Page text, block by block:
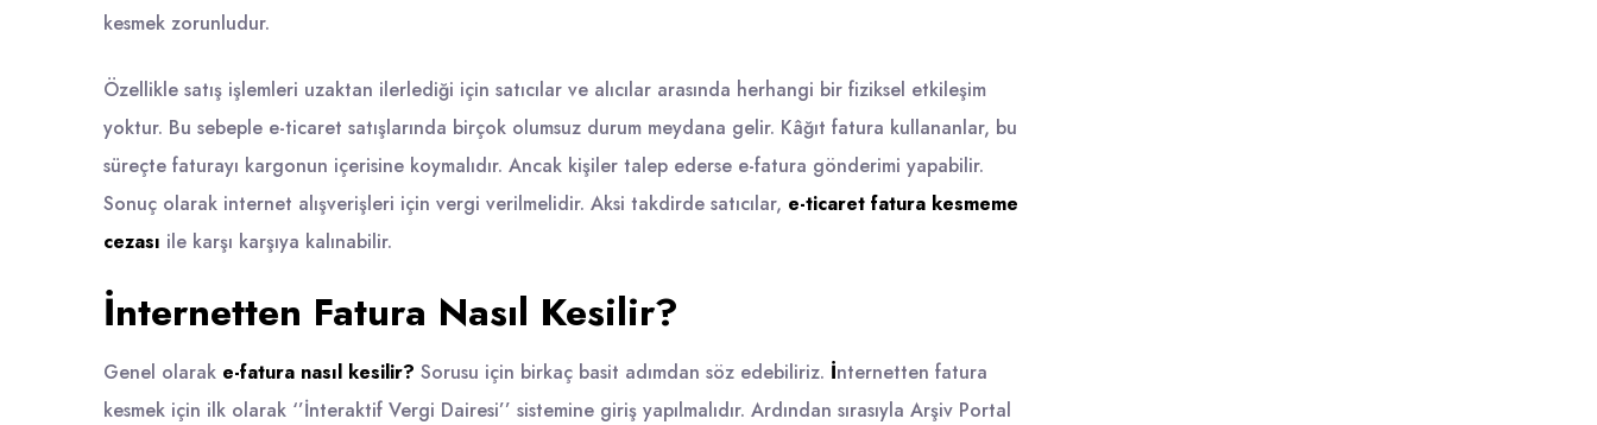
kesmek zorunludur.
Özellikle satış işlemleri uzaktan ilerlediği için satıcılar ve alıcılar arasında herhangi bir fiziksel etkileşim
yoktur. Bu sebeple e-ticaret satışlarında birçok olumsuz durum meydana gelir. Kâğıt fatura kullananlar, bu
süreçte faturayı kargonun içerisine koymalıdır. Ancak kişiler talep ederse e-fatura gönderimi yapabilir.
Sonuç olarak internet alışverişleri için vergi verilmelidir. Aksi takdirde satıcılar, e-ticaret fatura kesmeme
cezası ile karşı karşıya kalınabilir.
İnternetten Fatura Nasıl Kesilir?
Genel olarak e-fatura nasıl kesilir? Sorusu için birkaç basit adımdan söz edebiliriz. İnternetten fatura
kesmek için ilk olarak ‘’İnteraktif Vergi Dairesi’’ sistemine giriş yapılmalıdır. Ardından sırasıyla Arşiv Portal